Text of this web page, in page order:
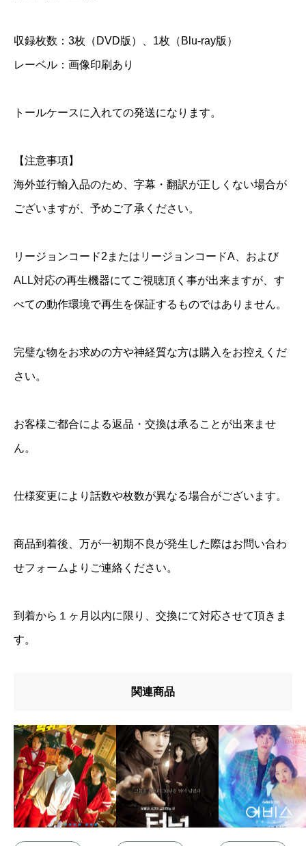
u
a
収録枚数：3枚（DVD版）、1枚（Blu-ray版）
レーベル：画像印刷あり
トールケースに入れての発送になります。
【注意事項】
海外並行輸入品のため、字幕・翻訳が正しくない場合が
ございますが、予めご了承ください。
リージョンコード2またはリージョンコードA、および
ALL対応の再生機器にてご視聴頂く事が出来ますが、す
べての動作環境で再生を保証するものではありません。
完璧な物をお求めの方や神経質な方は購入をお控えくだ
さい。
お客様ご都合による返品・交換は承ることが出来ませ
ん。
仕様変更により話数や枚数が異なる場合がございます。
商品到着後、万が一初期不良が発生した際はお問い合わ
せフォームよりご連絡ください。
到着から１ヶ月以内に限り、交換にて対応させて頂きま
す。
関連商品